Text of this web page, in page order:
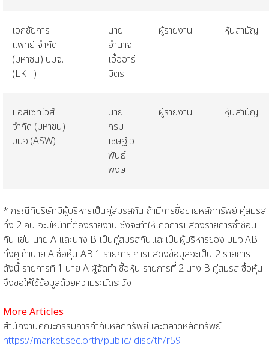
เอกชัยการ
แพทย์ จำกัด
(มหาชน) บมจ.
(EKH)
นาย
อำนาจ
เอื้ออารี
มิตร
ผู้รายงาน หุ้นสามัญ
แอสเซทไวส์
จำกัด (มหาชน)
บมจ.(ASW)
นาย
กรม
เชษฐ์วิ
พันธ์
พงษ์
ผู้รายงาน หุ้นสามัญ
* กรณีที่บริษัทมีผู้บริหารเป็นคู่สมรสกัน ถ้ามีการซื้อขายหลักทรัพย์ คู่สมรส
ทั้ง 2 คน จะมีหน้าที่ต้องรายงาน ซึ่งจะทำให้เกิดการแสดงรายการซ้ำซ้อน
กัน เช่น นาย A และนาง B เป็นคู่สมรสกันและเป็นผู้บริหารของ บมจ.AB
ทั้งคู่ ถ้านาย A ซื้อหุ้น AB 1 รายการ การแสดงข้อมูลจะเป็น 2 รายการ
ดังนี้ รายการที่ 1 นาย A ผู้จัดทำ ซื้อหุ้น รายการที่ 2 นาง B คู่สมรส ซื้อหุ้น
จึงขอให้ใช้ข้อมูลด้วยความระมัดระวัง
More Articles
สำนักงานคณะกรรมการกำกับหลักทรัพย์และตลาดหลักทรัพย์
https://market.sec.or.th/public/idisc/th/r59